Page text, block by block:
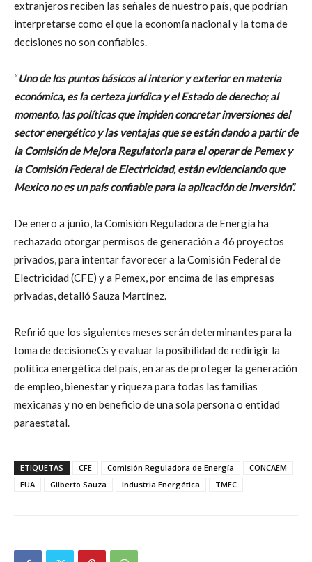
extranjeros reciben las señales de nuestro país, que podrían
interpretarse como el que la economía nacional y la toma de
decisiones no son confiables.
“Uno de los puntos básicos al interior y exterior en materia
económica, es la certeza jurídica y el Estado de derecho; al
momento, las políticas que impiden concretar inversiones del
sector energético y las ventajas que se están dando a partir de
la Comisión de Mejora Regulatoria para el operar de Pemex y
la Comisión Federal de Electricidad, están evidenciando que
Mexico no es un país confiable para la aplicación de inversión”.
De enero a junio, la Comisión Reguladora de Energía ha
rechazado otorgar permisos de generación a 46 proyectos
privados, para intentar favorecer a la Comisión Federal de
Electricidad (CFE) y a Pemex, por encima de las empresas
privadas, detalló Sauza Martínez.
Refirió que los siguientes meses serán determinantes para la
toma de decisioneCs y evaluar la posibilidad de redirigir la
política energética del país, en aras de proteger la generación
de empleo, bienestar y riqueza para todas las familias
mexicanas y no en beneficio de una sola persona o entidad
paraestatal.
ETIQUETAS CFE Comisión Reguladora de Energía
CONCAEM
EUA
Gilberto Sauza Industria Energética TMEC